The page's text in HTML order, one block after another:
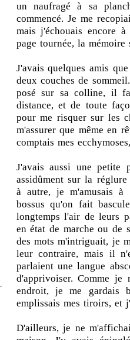
un naufragé à sa
commencé. Je me
mais j'échouais encore
page tournée, la
J'avais quelques amis
deux couches de
posé sur sa colline, il
distance, et de toute
pour me risquer sur les
m'assurer que même en
comptais mes
J'avais aussi une petite
assidûment sur la
à autre, je m'amusais à
bossus qu'on fait
longtemps l'air de leurs
en état de marche ou de
des mots m'intriguait, je
leur contraire, mais il
parlaient une langue
d'apprivoiser. Comme
endroit, je me gardais
emplissais mes tiroirs, et
D'ailleurs, je ne